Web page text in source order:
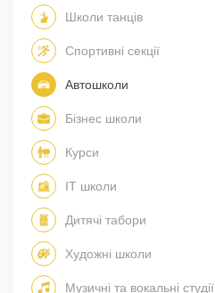
Школи танців
Спортивні секції
Автошколи
Бізнес школи
Курси
IT школи
Дитячі табори
Художні школи
Музичні та вокальні студії